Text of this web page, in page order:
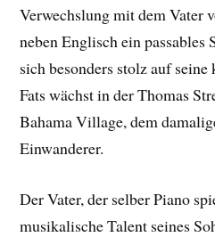
Verwechslung mit dem Vater
neben Englisch ein passables
sich besonders stolz auf
Fats wächst in der Thomas
Bahama Village, dem
Einwanderer.
Der Vater, der selber Piano
musikalische Talent seines